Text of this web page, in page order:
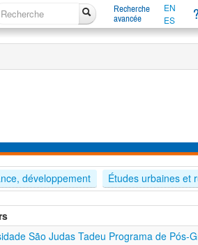
Recherche
avancée
EN
ES
développement Études urbaines et
São Judas Tadeu Programa de Pós-